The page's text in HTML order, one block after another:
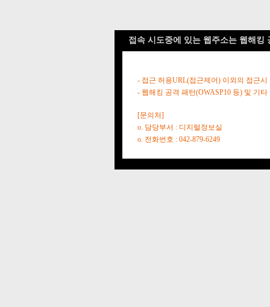
접속 시도중에 있는 웹주소는 웹해킹
- 접근 허용URL(접근제어) 이외의 접근시
- 웹해킹 공격 패턴(OWASP10 등) 및 기
[문의처]
o. 담당부서 : 디지털정보실
o. 전화번호 : 042-879-6249